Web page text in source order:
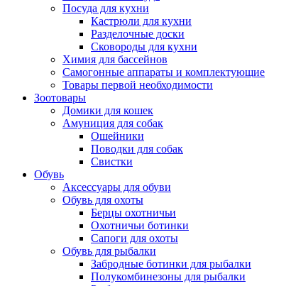
Посуда для кухни
Кастрюли для кухни
Разделочные доски
Сковороды для кухни
Химия для бассейнов
Самогонные аппараты и комплектующие
Товары первой необходимости
Зоотовары
Домики для кошек
Амуниция для собак
Ошейники
Поводки для собак
Свистки
Обувь
Аксессуары для обуви
Обувь для охоты
Берцы охотничьи
Охотничьи ботинки
Сапоги для охоты
Обувь для рыбалки
Забродные ботинки для рыбалки
Полукомбинезоны для рыбалки